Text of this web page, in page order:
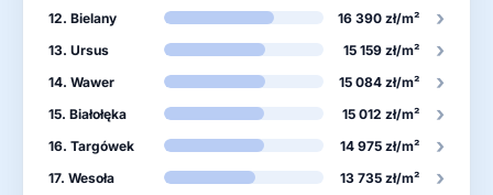
12. Bielany 16 390 zł/m² ›
13. Ursus 15 159 zł/m² ›
14. Wawer 15 084 zł/m² ›
15. Białołęka 15 012 zł/m² ›
16. Targówek 14 975 zł/m² ›
17. Wesoła 13 735 zł/m² ›